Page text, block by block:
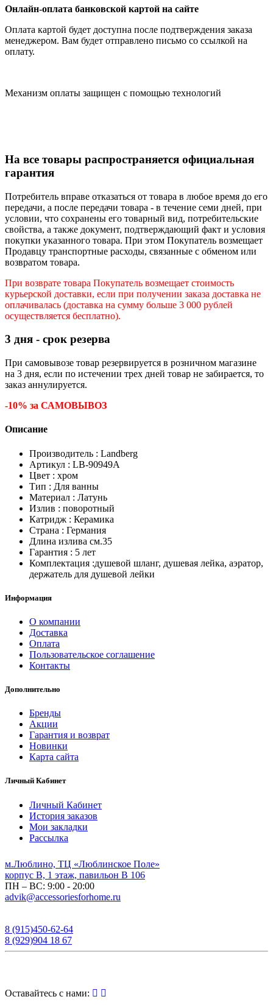
Онлайн-оплата банковской картой на сайте
Оплата картой будет доступна после подтверждения заказа
менеджером. Вам будет отправлено письмо со ссылкой на
оплату.
Механизм оплаты защищен с помощью технологий
На все товары распространяется официальная
гарантия
Потребитель вправе отказаться от товара в любое время до его
передачи, а после передачи товара - в течение семи дней, при
условии, что сохранены его товарный вид, потребительские
свойства, а также документ, подтверждающий факт и условия
покупки указанного товара. При этом Покупатель возмещает
Продавцу транспортные расходы, связанные с обменом или
возвратом товара.
При возврате товара Покупатель возмещает стоимость
курьерской доставки, если при получении заказа доставка не
оплачивалась (доставка на сумму больше 3 000 рублей
осуществляется бесплатно).
3 дня - срок резерва
При самовывозе товар резервируется в розничном магазине
на 3 дня, если по истечении трех дней товар не забирается, то
заказ аннулируется.
-10% за САМОВЫВОЗ
Описание
Производитель : Landberg
Артикул : LB-90949A
Цвет : хром
Тип : Для ванны
Материал : Латунь
Излив : поворотный
Катридж : Керамика
Страна : Германия
Длина излива см.35
Гарантия : 5 лет
Комплектация :душевой шланг, душевая лейка, аэратор,
держатель для душевой лейки
Информация
О компании
Доставка
Оплата
Пользовательское соглашение
Контакты
Дополнительно
Бренды
Акции
Гарантия и возврат
Новинки
Карта сайта
Личный Кабинет
Личный Кабинет
История заказов
Мои закладки
Рассылка
м.Люблино, ТЦ «Люблинское Поле»
корпус B, 1 этаж, павильон B 106
ПН – ВС: 9:00 - 20:00
advik@accessoriesforhome.ru
8 (915)450-62-64
8 (929)904 18 67
Оставайтесь с нами: